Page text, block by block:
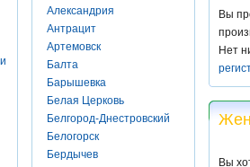
Александрия
Антрацит
Артемовск
Балта
Барышевка
Белая Церковь
Белгород-Днестровский
Белогорск
Бердычев
Вы
Нет
Вы